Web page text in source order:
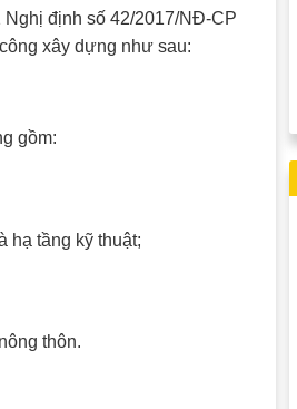
định số 42/2017/NĐ-CP
xây dựng như sau:
gồm:
hạ tầng kỹ thuật;
thôn.